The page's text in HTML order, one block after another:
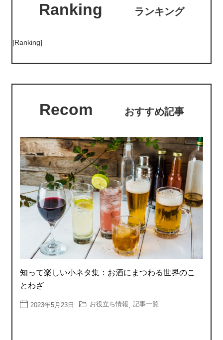
Ranking ランキング
[Ranking]
Recom おすすめ記事
知って楽しい小ネタ集：お酒にまつわる世界のこ
とわざ
2023年5月23日 お役立ち情報 記事一覧